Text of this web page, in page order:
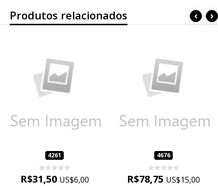
Produtos relacionados
4261
R$31,50 US$6,00
4676
R$78,75 US$15,00